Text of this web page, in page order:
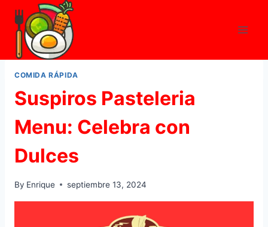
Skip
content
COMIDA RÁPIDA
Suspiros Pasteleria
Menu: Celebra con
Dulces
By Enrique septiembre 13, 2024